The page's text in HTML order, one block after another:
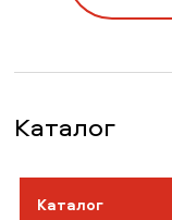
Каталог
Каталог